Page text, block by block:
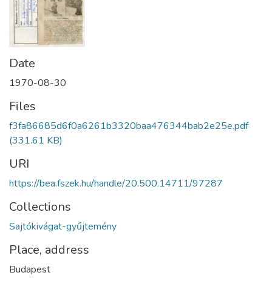
Date
1970-08-30
Files
f3fa86685d6f0a6261b3320baa476344bab2e25e.pdf
(331.61 KB)
URI
https://bea.fszek.hu/handle/20.500.14711/97287
Collections
Sajtókivágat-gyűjtemény
Place, address
Budapest